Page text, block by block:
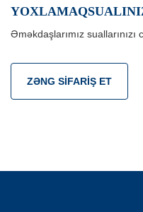
Əməkdaşlarımız suallarınızı
ZƏNG SIFARIŞ ET